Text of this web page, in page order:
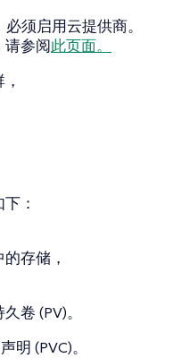
须启用云提供商。
请参阅此页面。
：
存储，
卷 (PV)。
明 (PVC)。